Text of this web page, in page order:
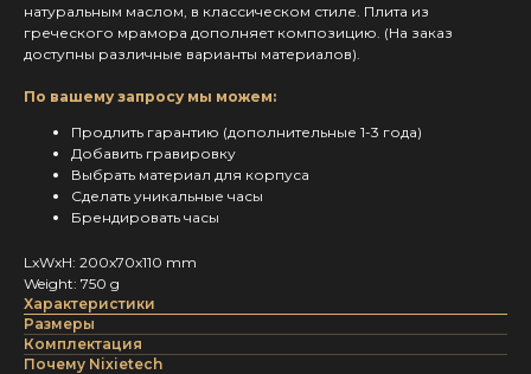
натуральным маслом, в классическом стиле. Плита из
греческого мрамора дополняет композицию. (На заказ
доступны различные варианты материалов).
По вашему запросу мы можем:
Продлить гарантию (дополнительные 1-3 года)
Добавить гравировку
Выбрать материал для корпуса
Сделать уникальные часы
Брендировать часы
LxWxH: 200x70x110 mm
Weight: 750 g
Характеристики
Размеры
Комплектация
Почему Nixietech